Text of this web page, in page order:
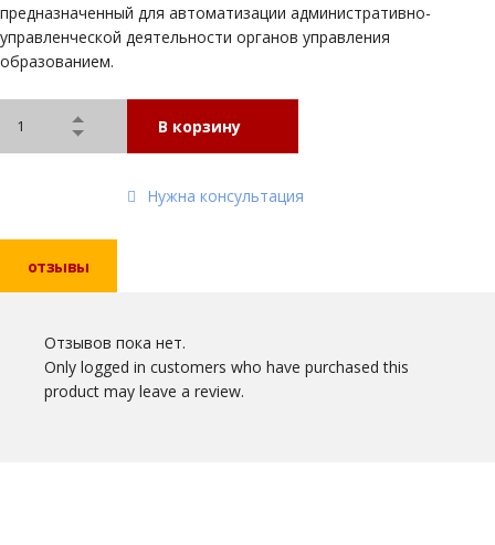
предназначенный для автоматизации административно-
управленческой деятельности органов управления
образованием.
В корзину
Нужна консультация
отзывы
Отзывов пока нет.
Only logged in customers who have purchased this
product may leave a review.